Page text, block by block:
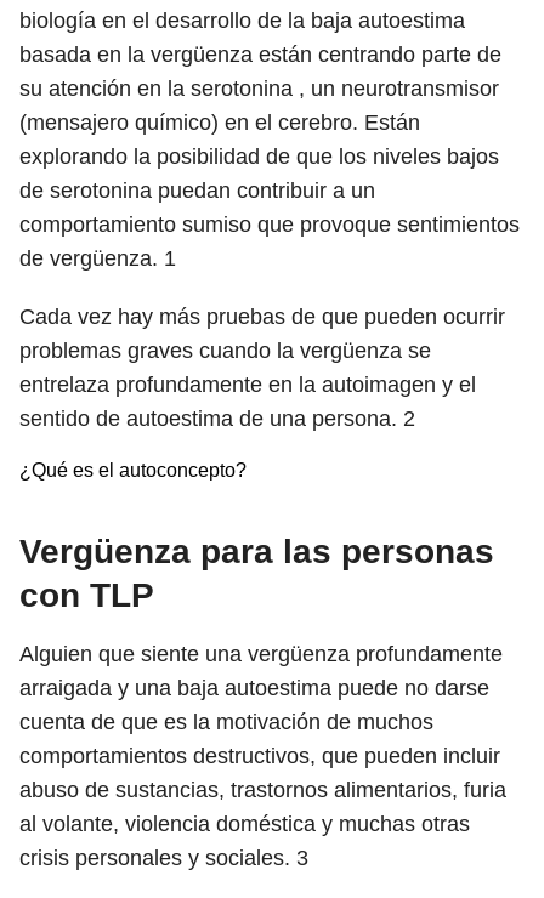
biología en el desarrollo de la baja autoestima
basada en la vergüenza están centrando parte de
su atención en la serotonina , un neurotransmisor
(mensajero químico) en el cerebro. Están
explorando la posibilidad de que los niveles bajos
de serotonina puedan contribuir a un
comportamiento sumiso que provoque sentimientos
de vergüenza. 1
Cada vez hay más pruebas de que pueden ocurrir
problemas graves cuando la vergüenza se
entrelaza profundamente en la autoimagen y el
sentido de autoestima de una persona. 2
¿Qué es el autoconcepto?
Vergüenza para las personas
con TLP
Alguien que siente una vergüenza profundamente
arraigada y una baja autoestima puede no darse
cuenta de que es la motivación de muchos
comportamientos destructivos, que pueden incluir
abuso de sustancias, trastornos alimentarios, furia
al volante, violencia doméstica y muchas otras
crisis personales y sociales. 3